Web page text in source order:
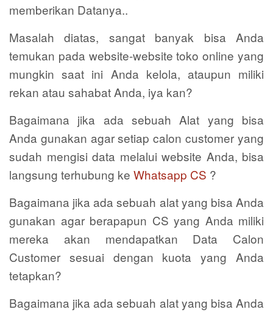
memberikan Datanya..
Masalah diatas, sangat banyak bisa Anda
temukan pada website-website toko online yang
mungkin saat ini Anda kelola, ataupun miliki
rekan atau sahabat Anda, iya kan?
Bagaimana jika ada sebuah Alat yang bisa
Anda gunakan agar setiap calon customer yang
sudah mengisi data melalui website Anda, bisa
langsung terhubung ke Whatsapp CS ?
Bagaimana jika ada sebuah alat yang bisa Anda
gunakan agar berapapun CS yang Anda miliki
mereka akan mendapatkan Data Calon
Customer sesuai dengan kuota yang Anda
tetapkan?
Bagaimana jika ada sebuah alat yang bisa Anda